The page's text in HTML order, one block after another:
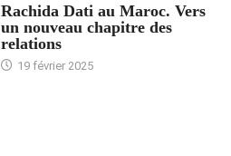
Rachida Dati au Maroc. Vers
un nouveau chapitre des
relations
19 février 2025